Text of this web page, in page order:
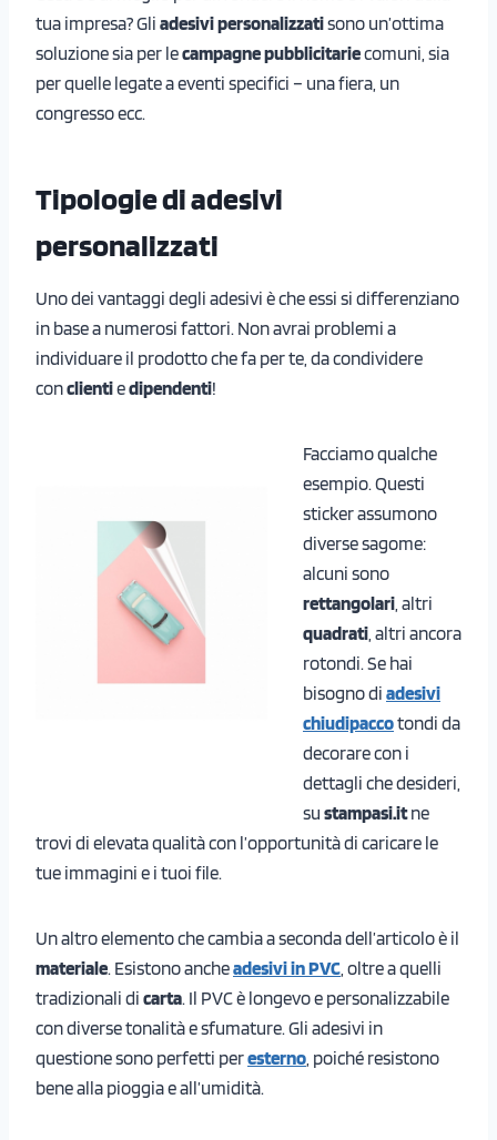
tua impresa? Gli adesivi personalizzatisono un’ottima
soluzione sia per lecampagne pubblicitariecomuni, sia
per quelle legate a eventi specifici – una fiera, un
congresso ecc.
Tipologie di adesivi
personalizzati
Uno dei vantaggi degli adesivi è che essi si differenziano
in base a numerosi fattori. Non avrai problemi a
individuare il prodotto che fa per te, da condividere
conclientiedipendenti!
Facciamo qualche
esempio. Questi
sticker assumono
diverse sagome:
alcuni sono
rettangolari , altri
quadrati , altri ancora
rotondi. Se hai
bisogno di adesivi
chiudipaccotondi da
decorare con i
dettagli che desideri,
su stampasi.itne
trovi di elevata qualità con l’opportunità di caricare le
tue immagini e i tuoi file.
Un altro elemento che cambia a seconda dell’articolo è il
materiale. Esistono ancheadesivi in PVC , oltre a quelli
tradizionali di carta. Il PVC è longevo e personalizzabile
con diverse tonalità e sfumature. Gli adesivi in
questione sono perfetti peresterno , poiché resistono
bene alla pioggia e all’umidità.